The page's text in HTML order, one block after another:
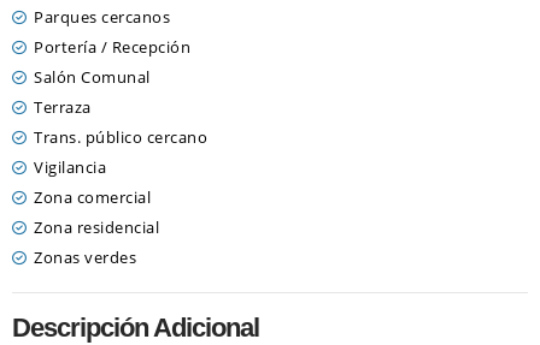
Parques cercanos
Portería / Recepción
Salón Comunal
Terraza
Trans. público cercano
Vigilancia
Zona comercial
Zona residencial
Zonas verdes
Descripción Adicional